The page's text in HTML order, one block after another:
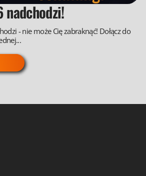
nadchodzi!
- nie może Cię zabraknąć! Dołącz do